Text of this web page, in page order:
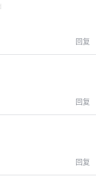
回复
回复
回复